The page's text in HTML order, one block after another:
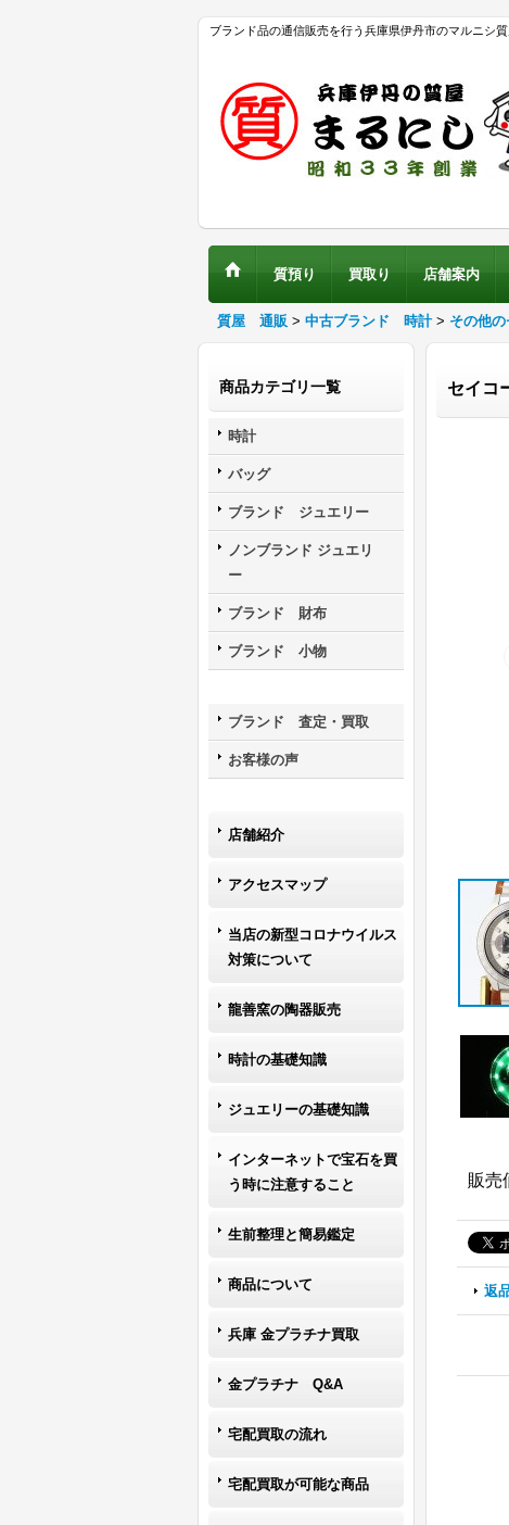
ブランド品の通信販売を行う兵庫県伊丹市のマルニシ
質預り 買取り 店舗案内
質屋 通販 > 中古ブランド 時計 > その他
商品カテゴリ一覧
時計
バッグ
ブランド ジュエリー
ノンブランド ジュエリ
ー
ブランド 財布
ブランド 小物
ブランド 査定・買取
お客様の声
店舗紹介
アクセスマップ
当店の新型コロナウイルス
対策について
龍善窯の陶器販売
時計の基礎知識
ジュエリーの基礎知識
インターネットで宝石を買
う時に注意すること
生前整理と簡易鑑定
商品について
兵庫 金プラチナ買取
金プラチナ Q&A
宅配買取の流れ
宅配買取が可能な商品
セイ
販売
返